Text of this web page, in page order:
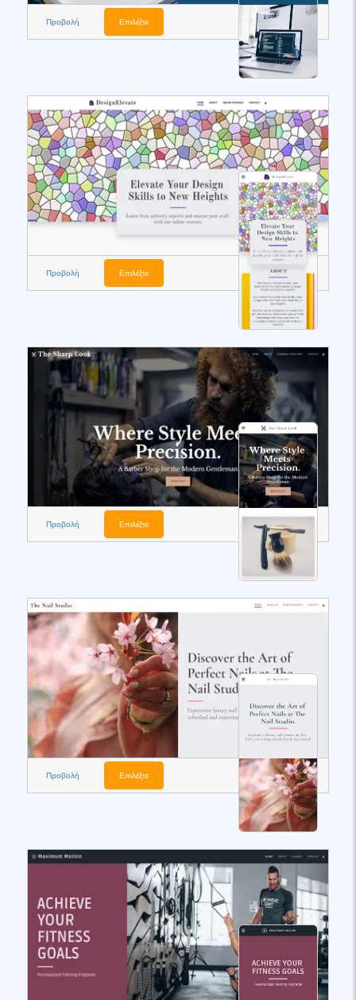
Προβολή Επιλέξτε
Προβολή Επιλέξτε
Προβολή Επιλέξτε
Προβολή Επιλέξτε